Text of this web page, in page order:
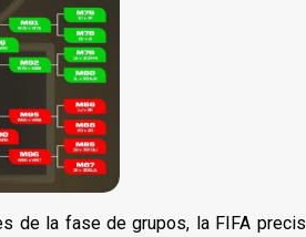
de la fase de grupos, la FIFA